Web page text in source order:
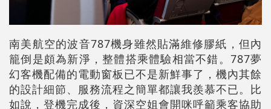
南美航空的波音787機身雖然貼滿維修膠紙，但內
籠倒是頗為新淨，整體搭乘體驗相當不錯。787夢
幻客機配備的電動窗板已不是新鮮事了，機內其餘
的設計細節、服務流程之簡單都讓我羨慕不已。比
如說，登機完成後，資深空姐會開咪呼籲乘客協助